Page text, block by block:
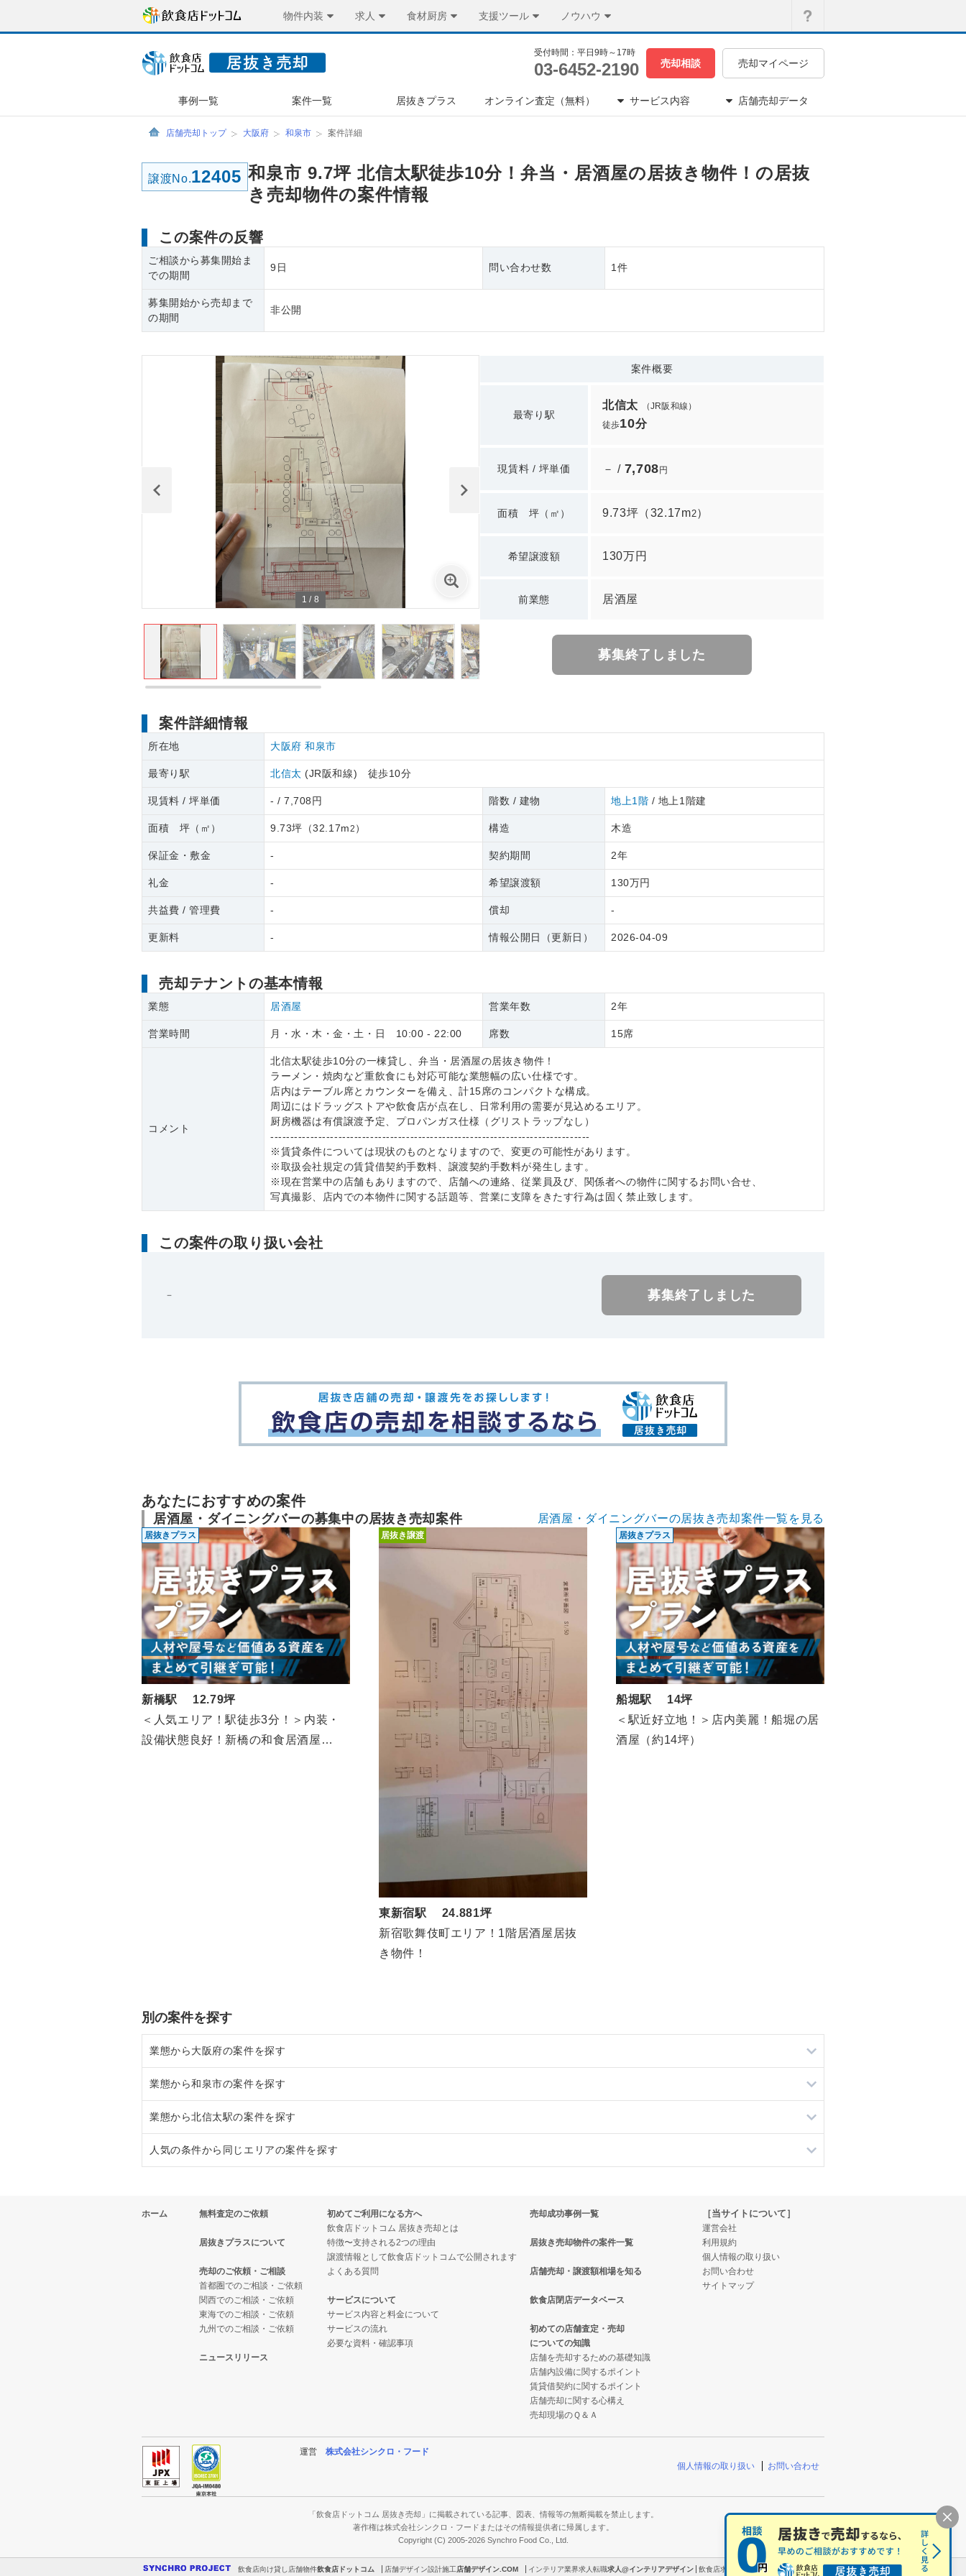
物件内装 求人 食材厨房 支援ツール ノウハウ
受付時間：平日9時～17時
03-6452-2190 売却相談 売却マイページ
事例一覧 案件一覧 居抜きプラス オンライン査定（無料） サービス内容 店舗売却データ
店舗売却トップ 大阪府 和泉市 案件詳細
譲渡No.12405 和泉市 9.7坪 北信太駅徒歩10分！弁当・居酒屋の居抜き物件！の居抜
き売却物件の案件情報
この案件の反響
ご相談から募集開始ま
での期間
9日 問い合わせ数 1件
募集開始から売却まで
の期間
非公開
1 / 8
案件概要
最寄り駅
北信太
（JR阪和線）
徒歩10分
現賃料 / 坪単価 － / 7,708 円
面積 坪（㎡） 9.73坪 （32.17m2）
希望譲渡額 130万円
前業態 居酒屋
募集終了しました
案件詳細情報
所在地 大阪府 和泉市
最寄り駅 北信太 (JR阪和線) 徒歩10分
現賃料 / 坪単価 - / 7,708円 階数 / 建物 地上1階 / 地上1階建
面積 坪（㎡） 9.73坪 （32.17m2 ） 構造 木造
保証金・敷金 - 契約期間 2年
礼金 - 希望譲渡額 130万円
共益費 / 管理費 - 償却 -
更新料 - 情報公開日（更新日） 2026-04-09
売却テナントの基本情報
業態 居酒屋 営業年数 2年
営業時間 月・水・木・金・土・日 10:00 - 22:00 席数 15席
コメント
北信太駅徒歩10分の一棟貸し、弁当・居酒屋の居抜き物件！
ラーメン・焼肉など重飲食にも対応可能な業態幅の広い仕様です。
店内はテーブル席とカウンターを備え、計15席のコンパクトな構成。
周辺にはドラッグストアや飲食店が点在し、日常利用の需要が見込めるエリア。
厨房機器は有償譲渡予定、プロパンガス仕様（グリストラップなし）
--------------------------------------------------------------------------------
※賃貸条件については現状のものとなりますので、変更の可能性があります。
※取扱会社規定の賃貸借契約手数料、譲渡契約手数料が発生します。
※現在営業中の店舗もありますので、店舗への連絡、従業員及び、関係者への物件に関するお問い合せ、
写真撮影、店内での本物件に関する話題等、営業に支障をきたす行為は固く禁止致します。
この案件の取り扱い会社
－ 募集終了しました
あなたにおすすめの案件
居酒屋・ダイニングバーの募集中の居抜き売却案件 居酒屋・ダイニングバーの居抜き売却案件一覧を見る
居抜きプラス
新橋駅 12.79坪
＜人気エリア！駅徒歩3分！＞内装・
設備状態良好！新橋の和食居酒屋
居抜き譲渡
東新宿駅 24.881坪
新宿歌舞伎町エリア！1階居酒屋居抜
き物件！
居抜きプラス
船堀駅 14坪
＜駅近好立地！＞店内美麗！船堀の居
酒屋（約14坪）
別の案件を探す
業態から大阪府の案件を探す
大阪府のラーメンの居抜き売却物件の案件一覧
大阪府のフランス料理の居抜き売却物件の案件一覧
大阪府のイタリア料理の居抜き売却物件の案件一覧
大阪府のそば・うどんの居抜き売却物件の案件一覧
大阪府の寿司の居抜き売却物件の案件一覧
大阪府の焼肉の居抜き売却物件の案件一覧
大阪府の鉄板焼き・お好み焼の居抜き売却物件の案件一覧
大阪府のアジア料理の居抜き売却物件の案件一覧
大阪府のお弁当・惣菜・デリの居抜き売却物件の案件一覧
大阪府のカラオケ・パブ・スナックの居抜き売却物件の案件一覧
大阪府のバーの居抜き売却物件の案件一覧
大阪府の居酒屋・ダイニングバーの居抜き売却物件の案件一覧
業態から和泉市の案件を探す
和泉市のラーメンの居抜き売却物件の案件一覧
和泉市の焼肉の居抜き売却物件の案件一覧
和泉市の洋食の居抜き売却物件の案件一覧
業態から北信太駅の案件を探す
北信太駅の居酒屋・ダイニングバーの居抜き売却物件の案件一覧
人気の条件から同じエリアの案件を探す
和泉市の1階の飲食店の居抜き売却物件の案件一覧
北信太駅の1階の飲食店の居抜き売却物件の案件一覧
大阪府の1階の居酒屋・ダイニングバーの居抜き売却物件の案件一覧
大阪府の10坪以下の飲食店の居抜き売却物件の案件一覧
和泉市の10坪以下の飲食店の居抜き売却物件の案件一覧
大阪府の20坪以下の飲食店の居抜き売却物件の案件一覧
和泉市の20坪以下の飲食店の居抜き売却物件の案件一覧
北信太駅の20坪以下の飲食店の居抜き売却物件の案件一覧
大阪府の20坪以下の居酒屋・ダイニングバーの居抜き売却物件の案件一覧
ホーム 無料査定のご依頼
居抜きプラスについて
売却のご依頼・ご相談
首都圏でのご相談・ご依頼
関西でのご相談・ご依頼
東海でのご相談・ご依頼
九州でのご相談・ご依頼
ニュースリリース
初めてご利用になる方へ
飲食店ドットコム 居抜き売却とは
特徴〜支持される2つの理由
譲渡情報として飲食店ドットコムで公開されます
よくある質問
サービスについて
サービス内容と料金について
サービスの流れ
必要な資料・確認事項
売却成功事例一覧
居抜き売却物件の案件一覧
店舗売却・譲渡額相場を知る
飲食店閉店データベース
初めての店舗査定・売却
についての知識
店舗を売却するための基礎知識
店舗内設備に関するポイント
賃貸借契約に関するポイント
店舗売却に関する心構え
売却現場のＱ＆Ａ
［当サイトについて］
運営会社
利用規約
個人情報の取り扱い
お問い合わせ
サイトマップ
運営 株式会社シンクロ・フード
個人情報の取り扱い
お問い合わせ
「飲食店ドットコム 居抜き売却」に掲載されている記事、図表、情報等の無断掲載を禁止します。
著作権は株式会社シンクロ・フードまたはその情報提供者に帰属します。
Copyright (C) 2005-2026 Synchro Food Co., Ltd.
飲食店向け貸し店舗物件飲食店ドットコム 店舗デザイン設計施工店舗デザイン.COM インテリア業界求人転職求人@インテリアデザイン 飲食店求人 求人飲食店ドットコム 居